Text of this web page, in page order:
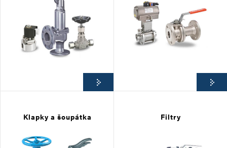
Klapky a šoupátka Filtry